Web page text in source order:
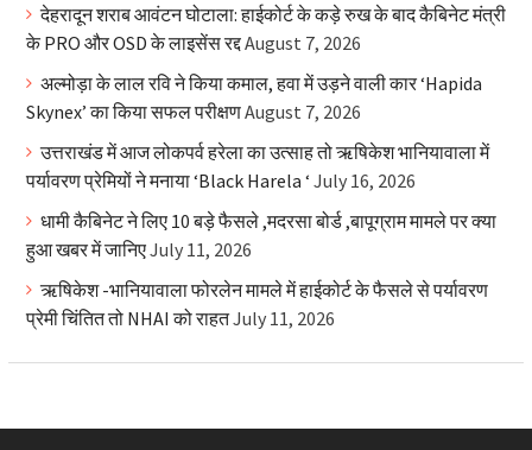
देहरादून शराब आवंटन घोटाला: हाईकोर्ट के कड़े रुख के बाद कैबिनेट मंत्री
के PRO और OSD के लाइसेंस रद्दAugust 7, 2026
अल्मोड़ा के लाल रवि ने किया कमाल, हवा में उड़ने वाली कार ‘Hapida
Skynex’ का किया सफल परीक्षणAugust 7, 2026
उत्तराखंड में आज लोकपर्व हरेला का उत्साह तो ऋषिकेश भानियावाला में
पर्यावरण प्रेमियों ने मनाया ‘Black Harela ‘ July 16, 2026
धामी कैबिनेट ने लिए 10 बड़े फैसले ,मदरसा बोर्ड ,बापूग्राम मामले पर क्या
हुआ खबर में जानिएJuly 11, 2026
ऋषिकेश -भानियावाला फोरलेन मामले में हाईकोर्ट के फैसले से पर्यावरण
प्रेमी चिंतित तो NHAI को राहतJuly 11, 2026